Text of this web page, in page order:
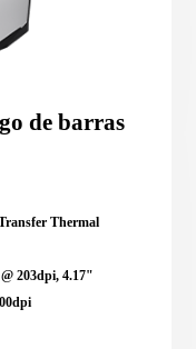
de barras
Thermal
203dpi, 4.17"